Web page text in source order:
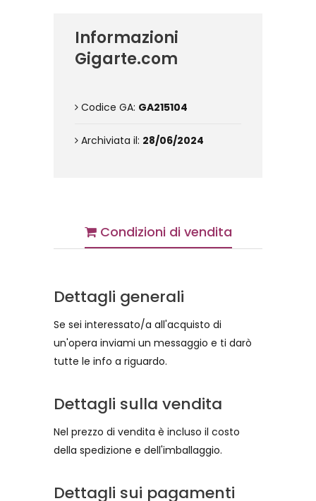
Informazioni
Gigarte.com
Codice GA: GA215104
Archiviata il: 28/06/2024
Condizioni di vendita
Dettagli generali
Se sei interessato/a all'acquisto di
un'opera inviami un messaggio e ti darò
tutte le info a riguardo.
Dettagli sulla vendita
Nel prezzo di vendita è incluso il costo
della spedizione e dell'imballaggio.
Dettagli sui pagamenti